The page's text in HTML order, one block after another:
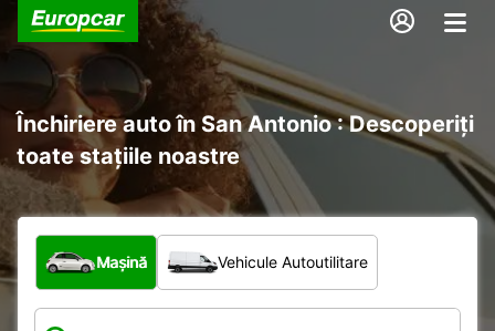
Închiriere auto în San Antonio : Descoperiți
toate stațiile noastre
Ce tip de vehicul?
Mașină Vehicule Autoutilitare